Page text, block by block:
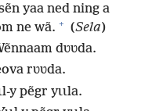
yaa ned ning a
ne wã. + (Sela)
dʋʋda.
rʋʋda.
y pẽgr yɩɩla.